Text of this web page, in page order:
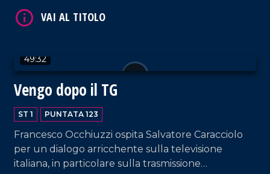
brani interpretati dalla coppia Sorrentino-Pagano
49:32
Vengo dopo il TG
ST 1 PUNTATA 123
Francesco Occhiuzzi ospita Salvatore Caracciolo
per un dialogo arricchente sulla televisione
italiana, in particolare sulla trasmissione